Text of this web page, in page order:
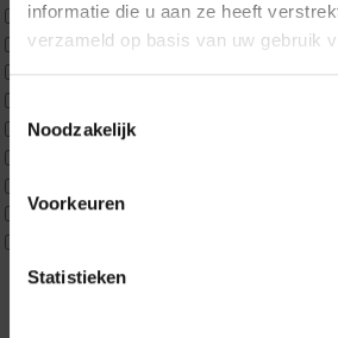
informatie die u aan ze heeft
verzameld op basis van uw gebruik
Toestemmingsselectie
Noodzakelijk
Voorkeuren
Statistieken
Matrassen
Matrastopper 10cm
p350 twijfelaar
P650 Twijfelaar
Maatvoering
Donderdag
Zaterdag 12:00 –